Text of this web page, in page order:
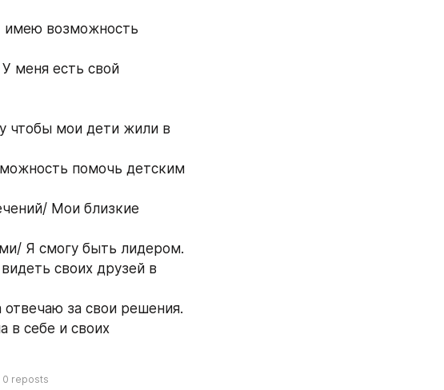
имею возможность
меня есть свой
чтобы мои дети жили в
помочь детским
Мои близкие
своих друзей в
в себе и своих
0 reposts